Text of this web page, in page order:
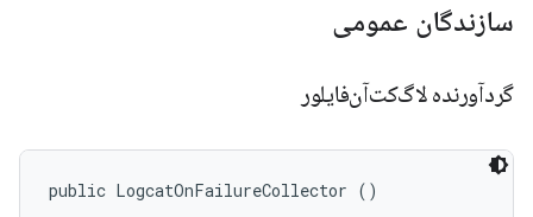
سازندگان عمومی
گردآورنده لاگ‌کت‌آن‌فایلور
public LogcatOnFailureCollector ()